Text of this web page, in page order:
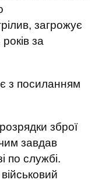
загрожує
за
з посиланням
зброї
завдав
по службі.